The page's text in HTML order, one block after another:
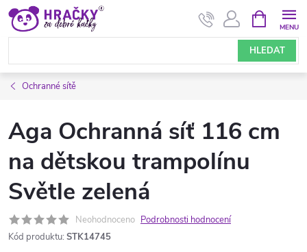
Přejít
obsah
HLEDAT
NÁKUPNÍ
KOŠÍK
Ochranné sítě
Aga Ochranná síť 116 cm
na dětskou trampolínu
Světle zelená
Neohodnoceno Podrobnosti hodnocení
Kód produktu: STK14745